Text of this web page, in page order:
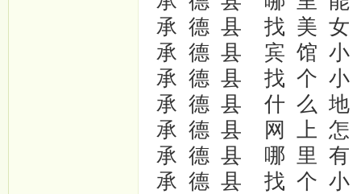
承 德 县 找 美 女
承 德 县 宾 馆 小
承 德 县 找 个 小
承 德 县 什 么 地
承 德 县 网 上 怎
承 德 县 哪 里 有
承 德 县 找 个 小